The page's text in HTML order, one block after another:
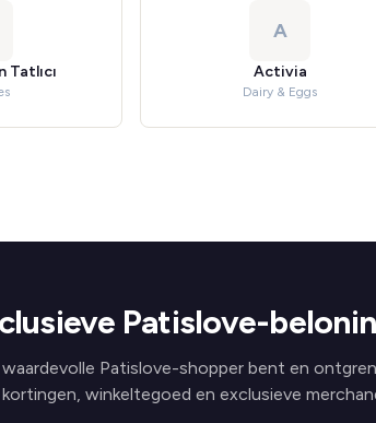
Tatlıcı
A
Activia
Dairy & Eggs
Patislove-
Patislove-shopper bent en
winkeltegoed en exclusieve